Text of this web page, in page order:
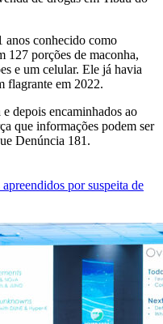
anos conhecido como
127 porções de maconha,
e um celular. Ele já havia
flagrante em 2022.
depois encaminhados ao
que informações podem ser
Denúncia 181.
por suspeita de